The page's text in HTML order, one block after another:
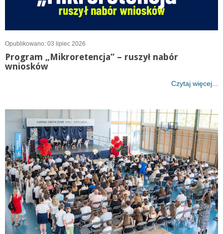
Opublikowano: 03 lipiec 2026
Program „Mikroretencja” – ruszył nabór
wniosków
Czytaj więcej...